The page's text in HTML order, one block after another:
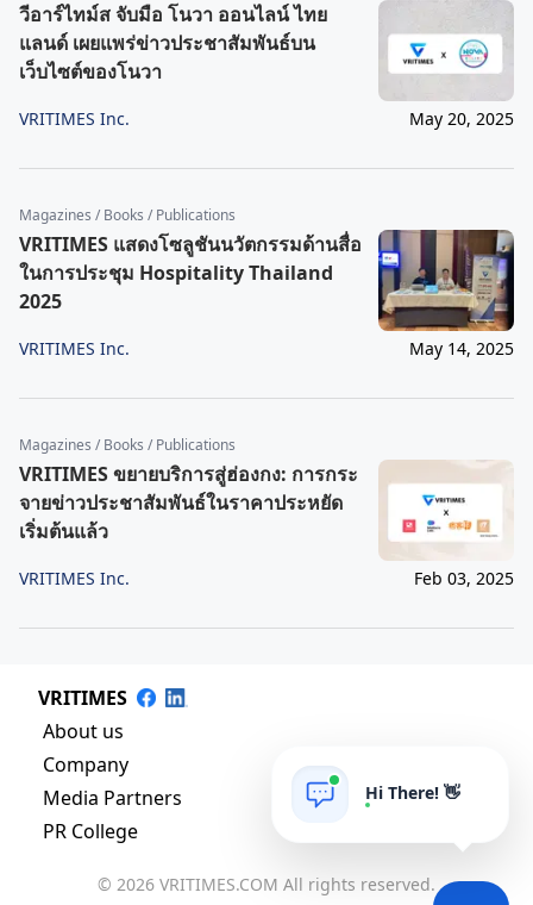
วีอาร์ไทม์ส จับมือ โนวา ออนไลน์ ไทย
แลนด์ เผยแพร่ข่าวประชาสัมพันธ์บน
เว็บไซต์ของโนวา
VRITIMES Inc. May 20, 2025
Magazines / Books / Publications
VRITIMES แสดงโซลูชันนวัตกรรมด้านสื่อ
ในการประชุม Hospitality Thailand
2025
VRITIMES Inc. May 14, 2025
Magazines / Books / Publications
VRITIMES ขยายบริการสู่ฮ่องกง: การกระ
จายข่าวประชาสัมพันธ์ในราคาประหยัด
เริ่มต้นแล้ว
VRITIMES Inc. Feb 03, 2025
VRITIMES
About us
Company
Media Partners
PR College
© 2026 VRITIMES.COM All rights reserved.
Hi There! 👋